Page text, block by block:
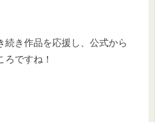
続き作品を応援し、公式から
ですね！